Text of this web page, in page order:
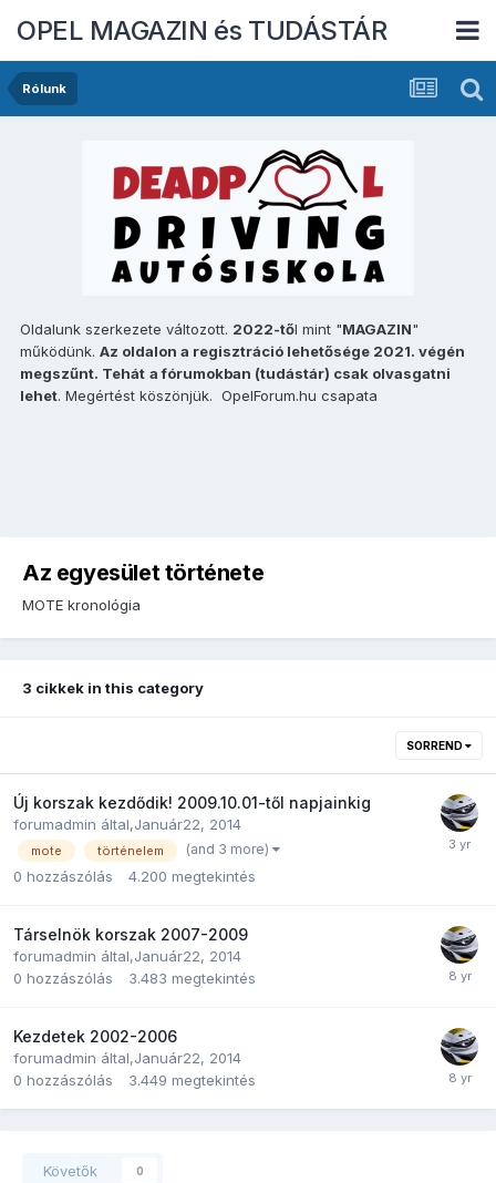
OPEL MAGAZIN és TUDÁSTÁR
Rólunk
Oldalunk szerkezete változott. 2022-től mint "MAGAZIN"
működünk. Az oldalon a regisztráció lehetősége 2021. végén
megszűnt. Tehát a fórumokban (tudástár) csak olvasgatni
lehet. Megértést köszönjük. OpelForum.hu csapata
Az egyesület története
MOTE kronológia
3 cikkek in this category
SORREND
Új korszak kezdődik! 2009.10.01-től napjainkig
forumadmin által,Január22, 2014
mote történelem (and 3 more)
0 hozzászólás 4.200 megtekintés
Társelnök korszak 2007-2009
forumadmin által,Január22, 2014
0 hozzászólás 3.483 megtekintés
Kezdetek 2002-2006
forumadmin által,Január22, 2014
0 hozzászólás 3.449 megtekintés
Követők 0